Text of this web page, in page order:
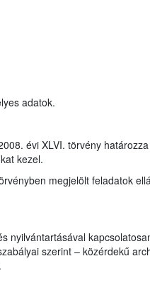
adatok.
évi XLVI. törvény
kezel.
megjelölt feladatok
nyilvántartásával
szerint – közérdekű